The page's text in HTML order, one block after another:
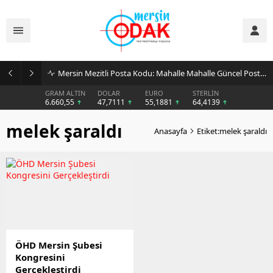
Mersin Mezitli Posta Kodu: Mahalle Mahalle Güncel Posta Kodu Rehberi
GRAM ALTIN
6.660,55
DOLAR
47,7111
EURO
55,1881
STERLİN
64,4139
melek şaraldı Anasayfa Etiket:melek şaraldı
ÖHD Mersin Şubesi
Kongresini
Gerçekleştirdi